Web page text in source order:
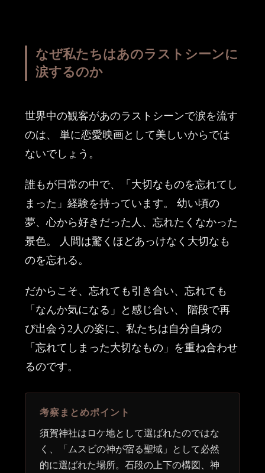
なぜ私たちはあのラストシーンに
涙するのか
世界中の観客があのラストシーンで涙を流す
のは、 単に恋愛映画として美しいからでは
ないでしょう。
誰もが日常の中で、「大切なものを忘れてし
まった」経験を持っています。 幼い頃の
夢、心から好きだった人、忘れたくなかった
景色。 人間は驚くほどあっけなく大切なも
のを忘れる。
だからこそ、忘れても引き合い、忘れても
「なんか気になる」と感じ合い、 階段で再
び出会う2人の姿に、私たちは自分自身の
「忘れてしまった大切なもの」を重ね合わせ
るのです。
考察まとめポイント
須賀神社はロケ地として選ばれたのではな
く、「ムスビの神が宿る聖域」として必然
的に選ばれた場所。石段の上下の構図、神